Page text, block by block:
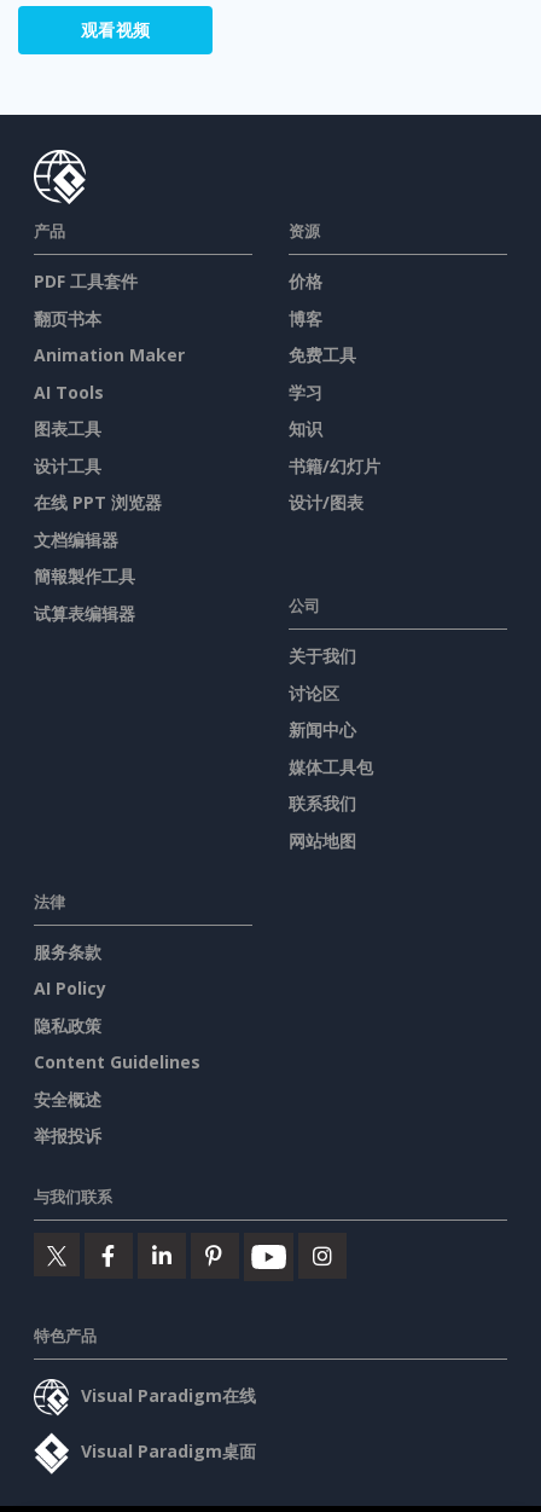
观看视频
产品
PDF 工具套件
翻页书本
Animation Maker
AI Tools
图表工具
设计工具
在线 PPT 浏览器
文档编辑器
簡報製作工具
试算表编辑器
资源
价格
博客
免费工具
学习
知识
书籍/幻灯片
设计/图表
公司
关于我们
讨论区
新闻中心
媒体工具包
联系我们
网站地图
法律
服务条款
AI Policy
隐私政策
Content Guidelines
安全概述
举报投诉
与我们联系
特色产品
Visual Paradigm在线
Visual Paradigm桌面